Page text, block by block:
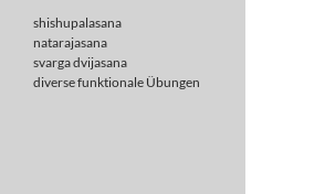
shishupalasana
natarajasana
svarga dvijasana
diversefunktionale Übungen